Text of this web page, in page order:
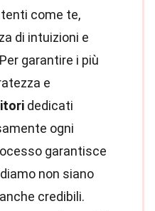
come te,
di intuizioni e
garantire i più
e
dedicati
ogni
garantisce
non siano
credibili.